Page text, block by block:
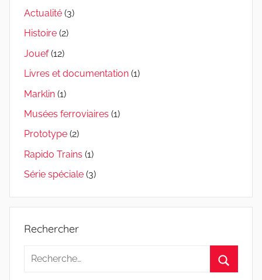
Actualité (3)
Histoire (2)
Jouef(12)
Livres et documentation (1)
Marklin (1)
Musées ferroviaires (1)
Prototype (2)
Rapido Trains (1)
Série spéciale (3)
Rechercher
Recherche